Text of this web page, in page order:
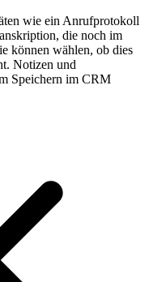
wie ein Anrufprotokoll
die noch im
können wählen, ob dies
Notizen und
Speichern im CRM